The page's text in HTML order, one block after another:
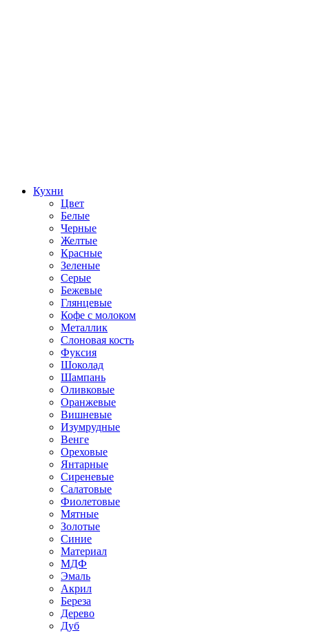
Кухни
Цвет
Белые
Черные
Желтые
Красные
Зеленые
Серые
Бежевые
Глянцевые
Кофе с молоком
Металлик
Слоновая кость
Фуксия
Шоколад
Шампань
Оливковые
Оранжевые
Вишневые
Изумрудные
Венге
Ореховые
Янтарные
Сиреневые
Салатовые
Фиолетовые
Мятные
Золотые
Синие
Материал
МДФ
Эмаль
Акрил
Береза
Дерево
Дуб